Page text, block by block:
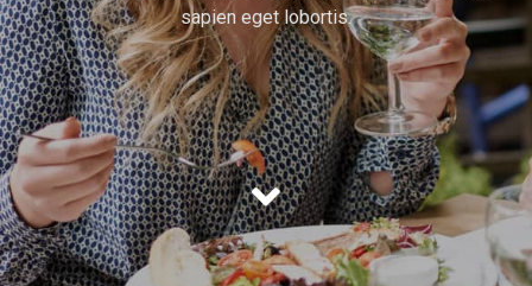
sapien eget lobortis.